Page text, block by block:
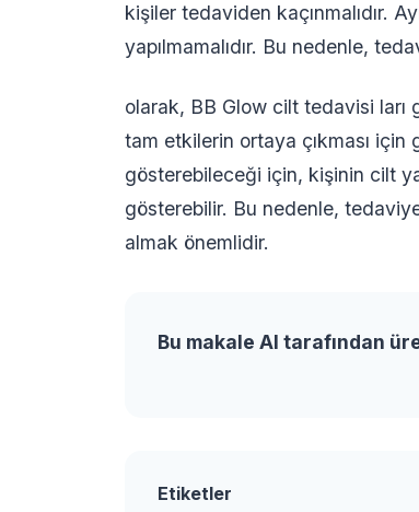
kişiler tedaviden kaçınmalıdır.
yapılmamalıdır. Bu nedenle,
olarak, BB Glow cilt tedavisi
tam etkilerin ortaya çıkması
gösterebileceği için, kişinin cilt
gösterebilir. Bu nedenle,
almak önemlidir.
Bu makale AI tarafından
Etiketler